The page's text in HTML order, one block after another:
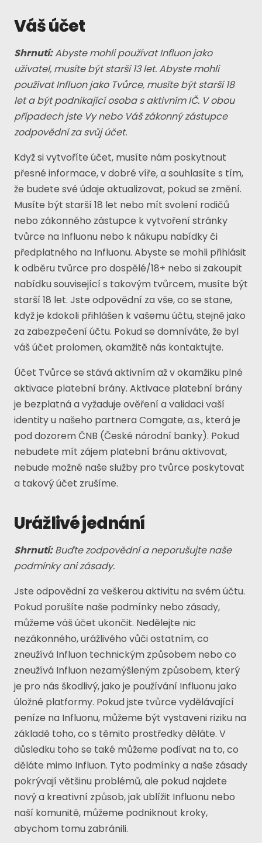
Váš účet
Shrnutí:Abyste mohli používat Influon jako
uživatel, musíte být starší 13 let. Abyste mohli
používat Influon jako Tvůrce, musíte být starší 18
let a být podnikající osoba s aktivním IČ. V obou
případech jste Vy nebo Váš zákonný zástupce
zodpovědní za svůj účet.
Když si vytvoříte účet, musíte nám poskytnout
přesné informace, v dobré víře, a souhlasíte s tím,
že budete své údaje aktualizovat, pokud se změní.
Musíte být starší 18 let nebo mít svolení rodičů
nebo zákonného zástupce k vytvoření stránky
tvůrce na Influonu nebo k nákupu nabídky či
předplatného na Influonu. Abyste se mohli přihlásit
k odběru tvůrce pro dospělé/18+ nebo si zakoupit
nabídku související s takovým tvůrcem, musíte být
starší 18 let. Jste odpovědní za vše, co se stane,
když je kdokoli přihlášen k vašemu účtu, stejně jako
za zabezpečení účtu. Pokud se domníváte, že byl
váš účet prolomen, okamžitě nás kontaktujte.
Účet Tvůrce se stává aktivním až v okamžiku plné
aktivace platební brány. Aktivace platební brány
je bezplatná a vyžaduje ověření a validaci vaší
identity u našeho partnera Comgate, a.s., která je
pod dozorem ČNB (České národní banky). Pokud
nebudete mít zájem platební bránu aktivovat,
nebude možné naše služby pro tvůrce poskytovat
a takový účet zrušíme.
Urážlivé jednání
Shrnutí:Buďte zodpovědní a neporušujte naše
podmínky ani zásady.
Jste odpovědní za veškerou aktivitu na svém účtu.
Pokud porušíte naše podmínky nebo zásady,
můžeme váš účet ukončit. Nedělejte nic
nezákonného, ​​urážlivého vůči ostatním, co
zneužívá Influon technickým způsobem nebo co
zneužívá Influon nezamýšleným způsobem, který
je pro nás škodlivý, jako je používání Influonu jako
úložné platformy. Pokud jste tvůrce vydělávající
peníze na Influonu, můžeme být vystaveni riziku na
základě toho, co s těmito prostředky děláte. V
důsledku toho se také můžeme podívat na to, co
děláte mimo Influon. Tyto podmínky a naše zásady
pokrývají většinu problémů, ale pokud najdete
nový a kreativní způsob, jak ublížit Influonu nebo
naší komunitě, můžeme podniknout kroky,
abychom tomu zabránili.